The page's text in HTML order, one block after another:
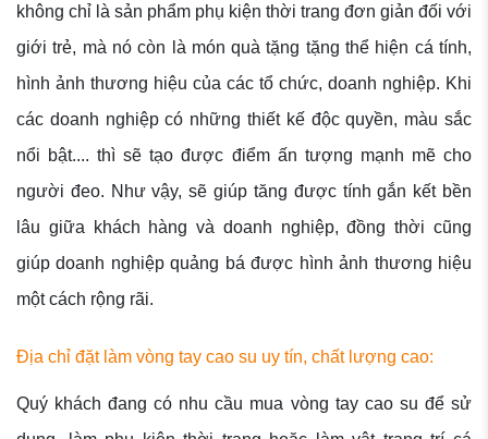
không chỉ là sản phẩm phụ kiện thời trang đơn giản đối với
giới trẻ, mà nó còn là món quà tặng tặng thể hiện cá tính,
hình ảnh thương hiệu của các tổ chức, doanh nghiệp. Khi
các doanh nghiệp có những thiết kế độc quyền, màu sắc
nổi bật.... thì sẽ tạo được điểm ấn tượng mạnh mẽ cho
người đeo. Như vậy, sẽ giúp tăng được tính gắn kết bền
lâu giữa khách hàng và doanh nghiệp, đồng thời cũng
giúp doanh nghiệp quảng bá được hình ảnh thương hiệu
một cách rộng rãi.
Địa chỉ đặt làm vòng tay cao su uy tín, chất lượng cao:
Quý khách đang có nhu cầu mua vòng tay cao su để sử